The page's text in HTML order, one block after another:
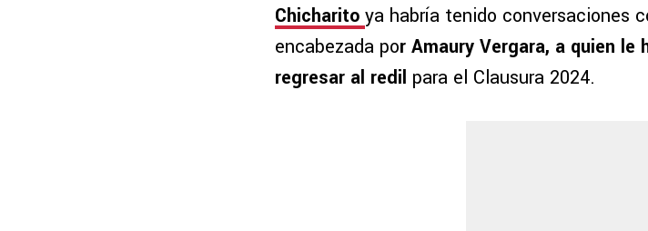
Chicharito ya habría tenido conversaciones
encabezada por Amaury Vergara, a quien
regresar al redil para el Clausura 2024.